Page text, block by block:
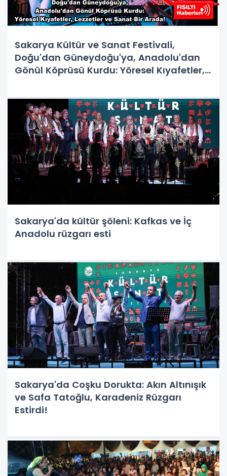
Sakarya Kültür ve Sanat Festivali,
Doğu'dan Güneydoğu'ya, Anadolu'dan
Gönül Köprüsü Kurdu: Yöresel Kıyafetler,
Sakarya'da kültür şöleni: Kafkas ve İç
Anadolu rüzgarı esti
Sakarya'da Coşku Dorukta: Akın Altınışık
ve Safa Tatoğlu, Karadeniz Rüzgarı
Estirdi!